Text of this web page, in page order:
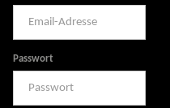
Passwort